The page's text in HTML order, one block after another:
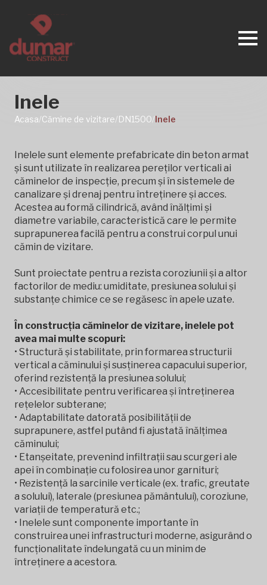
Inele
Acasa/Cămine de vizitare/DN1500/Inele
Inelele sunt elemente prefabricate din beton armat
și sunt utilizate în realizarea pereților verticali ai
căminelor de inspecție, precum și în sistemele de
canalizare și drenaj pentru întreținere și acces.
Acestea au formă cilindrică, având înălțimi și
diametre variabile, caracteristică care le permite
suprapunerea facilă pentru a construi corpul unui
cămin de vizitare.
Sunt proiectate pentru a rezista coroziunii și a altor
factorilor de mediu: umiditate, presiunea solului și
substanțe chimice ce se regăsesc în apele uzate.
În construcția căminelor de vizitare, inelele pot
avea mai multe scopuri:
• Structură și stabilitate, prin formarea structurii
vertical a căminului și susținerea capacului superior,
oferind rezistență la presiunea solului;
• Accesibilitate pentru verificarea și întreținerea
rețelelor subterane;
• Adaptabilitate datorată posibilității de
suprapunere, astfel putând fi ajustată înălțimea
căminului;
• Etanșeitate, prevenind infiltrații sau scurgeri ale
apei în combinație cu folosirea unor garnituri;
• Rezistență la sarcinile verticale (ex. trafic, greutate
a solului), laterale (presiunea pământului), coroziune,
variații de temperatură etc.;
• Inelele sunt componente importante în
construirea unei infrastructuri moderne, asigurând o
funcționalitate îndelungată cu un minim de
întreținere a acestora.